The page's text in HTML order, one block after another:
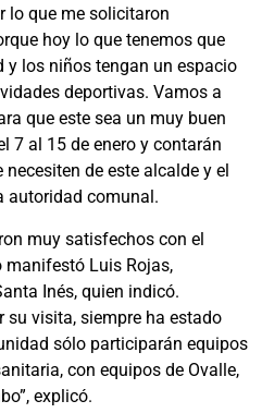
lo que me solicitaron
hoy lo que tenemos que
y los niños tengan un espacio
deportivas. Vamos a
que este sea un muy buen
7 al 15 de enero y contarán
de este alcalde y el
autoridad comunal.
muy satisfechos con el
manifestó Luis Rojas,
Inés, quien indicó.
su visita, siempre ha estado
sólo participarán equipos
con equipos de Ovalle,
explicó.